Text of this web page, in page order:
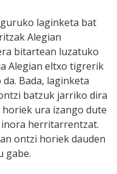
laginketa bat
Alegian
bitartean luzatuko
Alegian eltxo tigrerik
Bada, laginketa
batzuk jarriko dira
ura izango dute
herritarrentzat.
ontzi horiek dauden
gabe.